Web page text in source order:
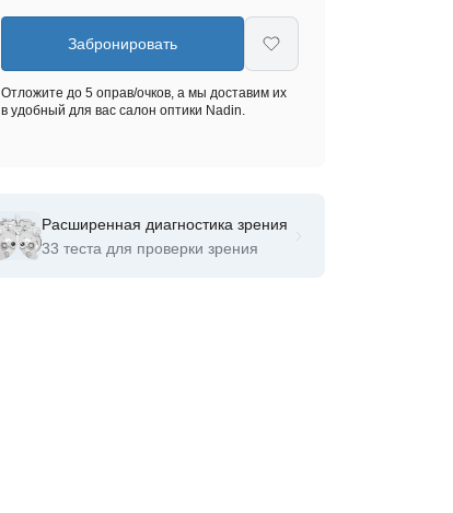
Забронировать
Отложите до 5 оправ/очков, а мы доставим их
в удобный для вас салон оптики Nadin.
Расширенная диагностика зрения
33 теста для проверки зрения